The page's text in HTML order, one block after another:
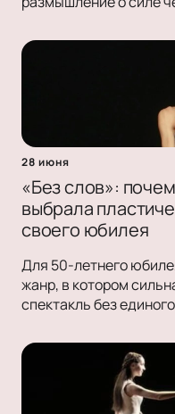
28 июня
«Без слов»:
выбрала
своего юбилея
Для 50-летнего
жанр, в котором
спектакль без